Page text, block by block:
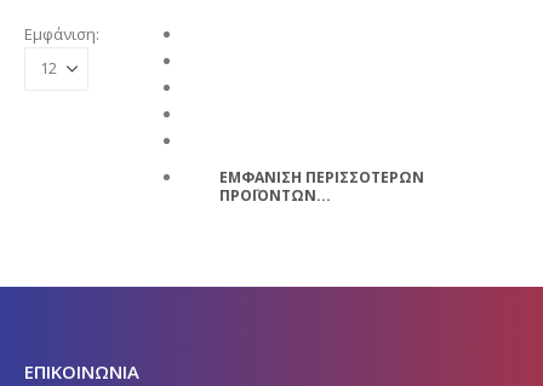
Εμφάνιση:
ΕΜΦΑΝΙΣΗ ΠΕΡΙΣΣΟΤΕΡΩΝ
ΠΡΟΪΟΝΤΩΝ...
ΕΠΙΚΟΙΝΩΝΙΑ